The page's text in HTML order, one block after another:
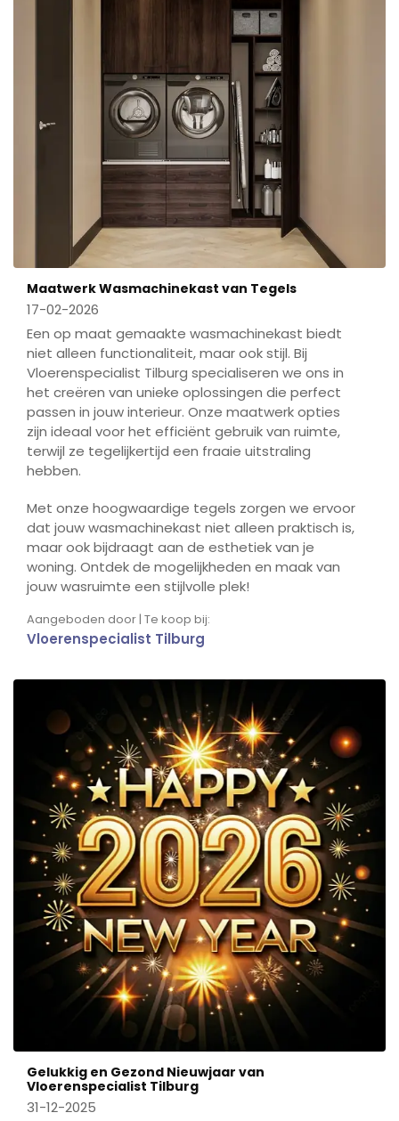
Maatwerk Wasmachinekast van Tegels
17-02-2026
Een op maat gemaakte wasmachinekast biedt
niet alleen functionaliteit, maar ook stijl. Bij
Vloerenspecialist Tilburg specialiseren we ons in
het creëren van unieke oplossingen die perfect
passen in jouw interieur. Onze maatwerk opties
zijn ideaal voor het efficiënt gebruik van ruimte,
terwijl ze tegelijkertijd een fraaie uitstraling
hebben.
Met onze hoogwaardige tegels zorgen we ervoor
dat jouw wasmachinekast niet alleen praktisch is,
maar ook bijdraagt aan de esthetiek van je
woning. Ontdek de mogelijkheden en maak van
jouw wasruimte een stijlvolle plek!
Aangeboden door | Te koop bij:
Vloerenspecialist Tilburg
Gelukkig en Gezond Nieuwjaar van
Vloerenspecialist Tilburg
31-12-2025